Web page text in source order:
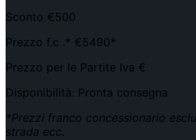
Sconto €500
Prezzo f.c .* €5490*
Prezzo per le Partite Iva €
Disponibilità: Pronta consegna
*Prezzi franco concessionario
strada ecc.